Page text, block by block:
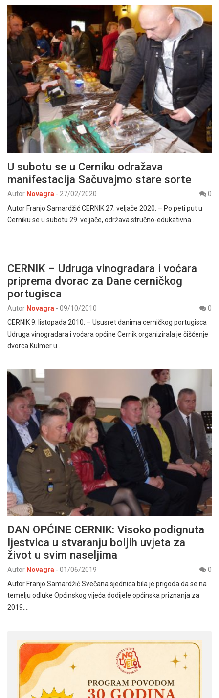
U subotu se u Cerniku odražava
manifestacija Sačuvajmo stare sorte
Autor Novagra - 27/02/2020
0
Autor Franjo Samardžić CERNIK 27. veljače 2020. – Po peti put u
Cerniku se u subotu 29. veljače, održava stručno-edukativna…
CERNIK – Udruga vinogradara i voćara
priprema dvorac za Dane cerničkog
portugisca
Autor Novagra - 09/10/2010
0
CERNIK 9. listopada 2010. – Ususret danima cerničkog portugisca
Udruga vinogradara i voćara općine Cernik organizirala je čišćenje
dvorca Kulmer u…
DAN OPĆINE CERNIK: Visoko podignuta
ljestvica u stvaranju boljih uvjeta za
život u svim naseljima
Autor Novagra - 01/06/2019
0
Autor Franjo Samardžić Svečana sjednica bila je prigoda da se na
temelju odluke Općinskog vijeća dodijele općinska priznanja za
2019.…